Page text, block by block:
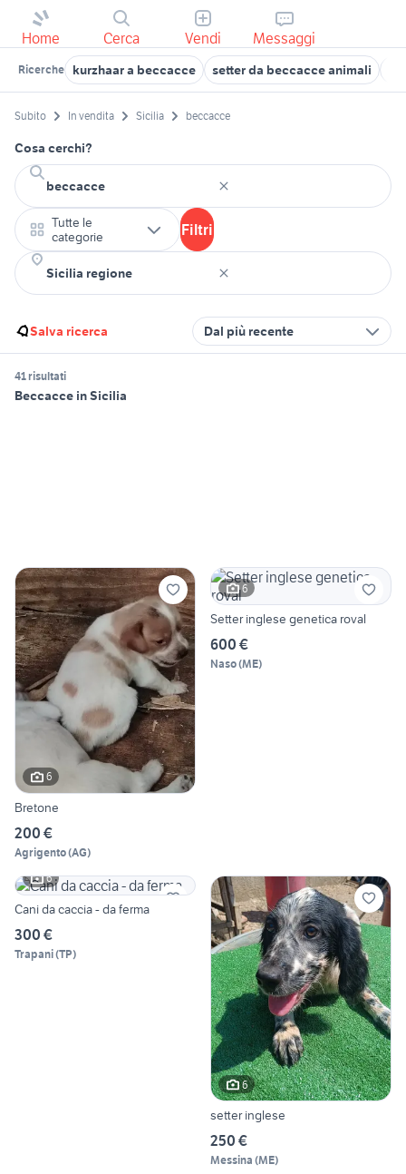
Home Cerca Vendi Messaggi
Ricerche kurzhaar a beccacce setter da beccacce animali
Subito In vendita Sicilia beccacce
Cosa cerchi?
Tutte le
categorie
Filtri
Salva ricerca Dal più recente
41 risultati
Beccacce in Sicilia
6
Bretone
200 €
Agrigento(AG)
6
Setter inglese genetica roval
600 €
Naso(ME)
6
Cani da caccia - da ferma
300 €
Trapani(TP)
6
setter inglese
250 €
Messina (ME)